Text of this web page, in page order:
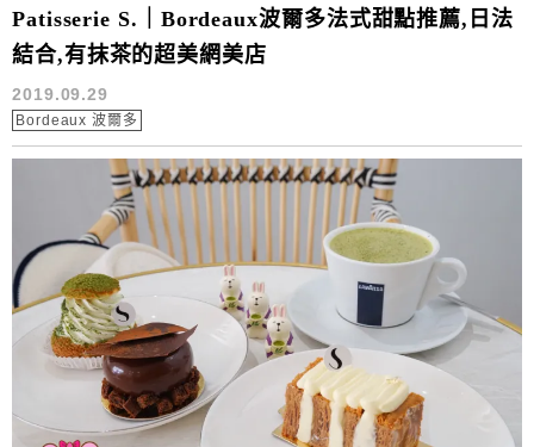
Patisserie S.｜Bordeaux波爾多法式甜點推薦,日法
結合,有抹茶的超美網美店
2019.09.29
Bordeaux 波爾多